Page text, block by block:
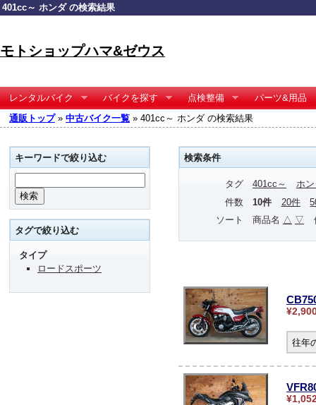
401cc～ ホンダ の検索結果
モトショップハマ&ゼウス
レンタルバイク バイクを探す 点検整備
パーツ&用品
通販トップ» 中古バイク一覧 » 401cc～ ホンダ の検索結果
検索条件
タグ 401cc～
ホ
件数
10件 20件
ソート
商品名 △ ▽
往年
キーワードで絞り込む
タグで絞り込む
タイプ
ロードスポーツ